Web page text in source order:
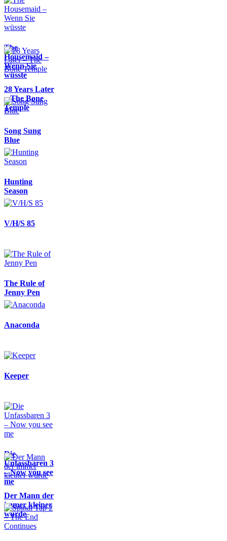
The
Housemaid –
Wenn Sie
wüsste
28 Years Later
– The Bone
Temple
Song Sung
Blue
Hunting
Season
V/H/S 85
The Rule of
Jenny Pen
Anaconda
Keeper
Die
Unfassbaren 3
– Now you see
me
Der Mann der
immer kleiner
wurde